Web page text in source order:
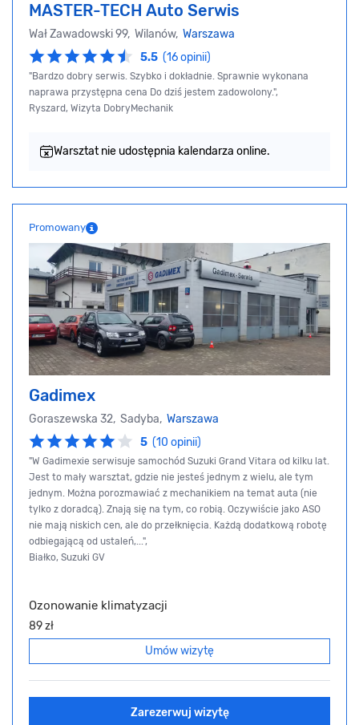
MASTER-TECH Auto Serwis
Wał Zawadowski 99, Wilanów, Warszawa
5.5 (16 opinii)
"Bardzo dobry serwis. Szybko i dokładnie. Sprawnie wykonana
naprawa przystępna cena Do dziś jestem zadowolony.",
Ryszard, Wizyta DobryMechanik
Warsztat nie udostępnia kalendarza online.
Promowany
Gadimex
Goraszewska 32, Sadyba, Warszawa
5 (10 opinii)
"W Gadimexie serwisuje samochód Suzuki Grand Vitara od kilku lat.
Jest to mały warsztat, gdzie nie jesteś jednym z wielu, ale tym
jednym. Można porozmawiać z mechanikiem na temat auta (nie
tylko z doradcą). Znają się na tym, co robią. Oczywiście jako ASO
nie mają niskich cen, ale do przełknięcia. Każdą dodatkową robotę
odbiegającą od ustaleń,...",
Białko, Suzuki GV
Ozonowanie klimatyzacji
89 zł
Umów wizytę
Zarezerwuj wizytę